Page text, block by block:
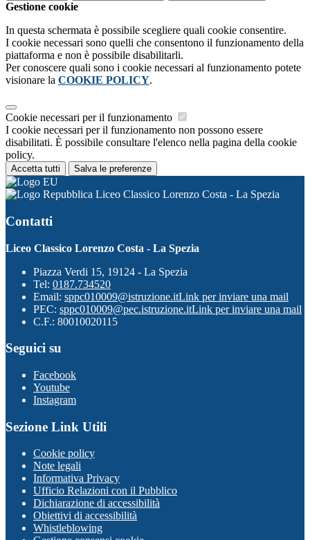
Gestione cookie
In questa schermata è possibile scegliere quali cookie consentire.
I cookie necessari sono quelli che consentono il funzionamento della
piattaforma e non è possibile disabilitarli.
Per conoscere quali sono i cookie necessari al funzionamento potete
visionare la COOKIE POLICY.
Cookie necessari per il funzionamento
I cookie necessari per il funzionamento non possono essere
disabilitati. È possibile consultare l'elenco nella pagina della cookie
policy.
Accetta tutti Salva le preferenze
Liceo Classico Lorenzo Costa - La Spezia
Contatti
Liceo Classico Lorenzo Costa - La Spezia
Piazza Verdi 15, 19124 - La Spezia
Tel: 0187.734520
Email: sppc010009@istruzione.itLink per inviare una mail
PEC: sppc010009@pec.istruzione.itLink per inviare una mail
C.F.: 80010020115
Seguici su
Facebook
Youtube
Instagram
Sezione Link Utili
Cookie policy
Note legali
Informativa Privacy
Ufficio Relazioni con il Pubblico
Dichiarazione di accessibilità
Obiettivi di accessibilità
Whistleblowing